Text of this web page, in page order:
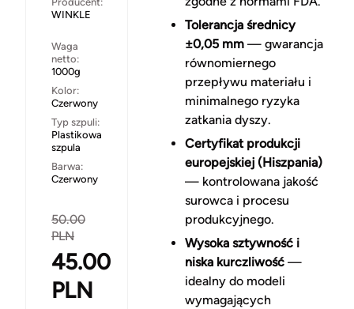
WINKLE
Waga
netto:
1000g
Kolor:
Czerwony
Typ szpuli:
Plastikowa
szpula
Barwa:
Czerwony
50.00
PLN
45.00
PLN
Tolerancja średnicy
±0,05 mm— gwarancja
równomiernego
przepływu materiału i
minimalnego ryzyka
zatkania dyszy.
Certyfikat produkcji
europejskiej (Hiszpania)
— kontrolowana jakość
surowca i procesu
produkcyjnego.
Wysoka sztywność i
niska kurczliwość—
idealny do modeli
wymagających